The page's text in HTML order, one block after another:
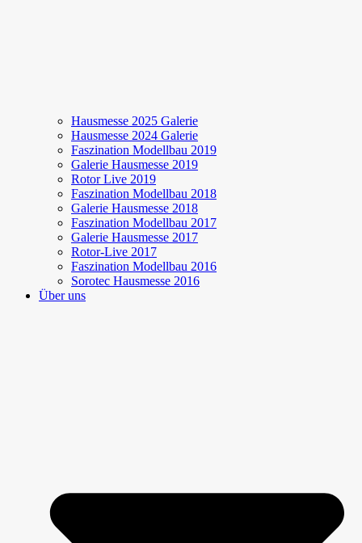
Hausmesse 2025 Galerie
Hausmesse 2024 Galerie
Faszination Modellbau 2019
Galerie Hausmesse 2019
Rotor Live 2019
Faszination Modellbau 2018
Galerie Hausmesse 2018
Faszination Modellbau 2017
Galerie Hausmesse 2017
Rotor-Live 2017
Faszination Modellbau 2016
Sorotec Hausmesse 2016
Über uns